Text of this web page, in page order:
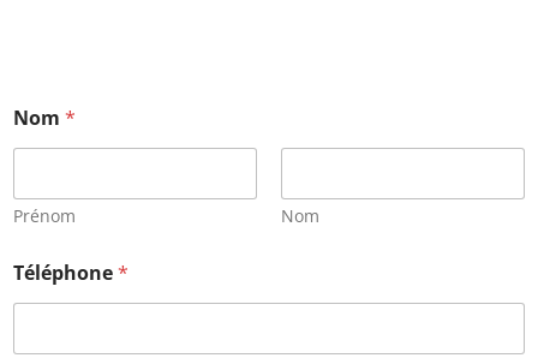
Nom *
Prénom Nom
Téléphone*